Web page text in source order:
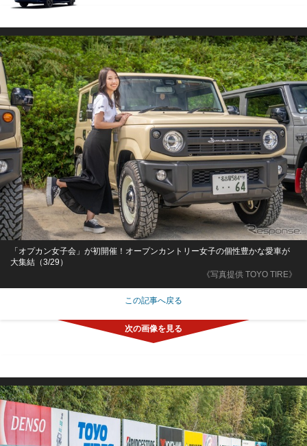
《写真提供 TOYO TIRE》
「オプカン女子会」が初開催！オープンカントリー女子の個性豊かな愛車が
大集結（3/29）
この記事へ戻る